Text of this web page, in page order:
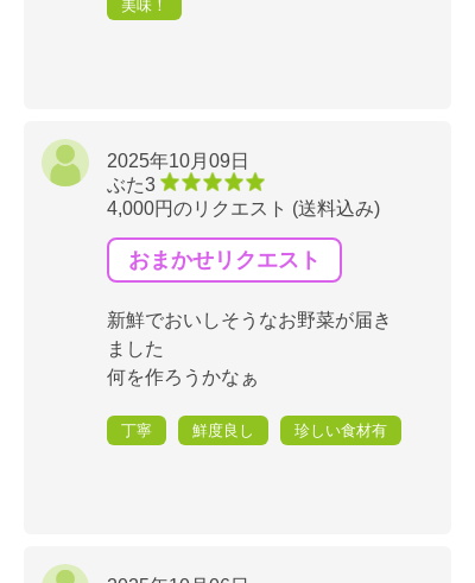
美味！
2025年10月09日
ぶた3
4,000円のリクエスト (送料込み)
おまかせリクエスト
新鮮でおいしそうなお野菜が届き
ました
何を作ろうかなぁ
丁寧 鮮度良し 珍しい食材有